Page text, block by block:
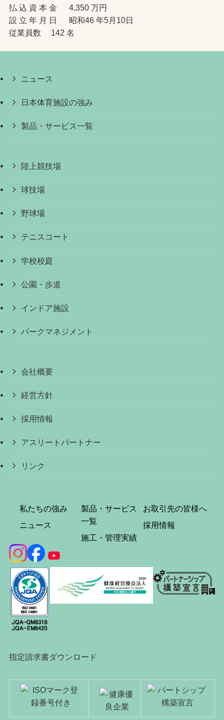
払 込 資 本 金 4,350 万円
設 立 年 月 日 昭和46 年5月10日
従業員数 142 名
ニュース
日本体育施設の強み
製品・サービス一覧
陸上競技場
球技場
野球場
テニスコート
学校校庭
公園・歩道
インドア施設
パークマネジメント
会社概要
経営方針
採用情報
アスリートパートナー
リンク
私たちの強み
ニュース
製品・サービス
一覧
施工・管理実績
お取引先の皆様へ
採用情報
指定請求書ダウンロード